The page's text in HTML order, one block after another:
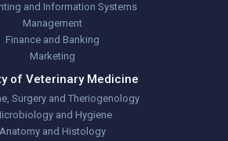
and Information Systems
Management
Finance and Banking
Marketing
of Veterinary Medicine
Surgery and Theriogenology
and Hygiene
Anatomy and Histology